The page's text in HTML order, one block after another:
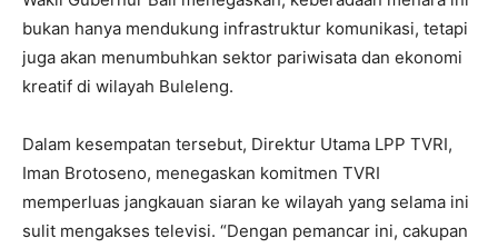
bukan hanya mendukung infrastruktur komunikasi, tetapi
juga akan menumbuhkan sektor pariwisata dan ekonomi
kreatif di wilayah Buleleng.
Dalam kesempatan tersebut, Direktur Utama LPP TVRI,
Iman Brotoseno, menegaskan komitmen TVRI
memperluas jangkauan siaran ke wilayah yang selama ini
sulit mengakses televisi. “Dengan pemancar ini, cakupan